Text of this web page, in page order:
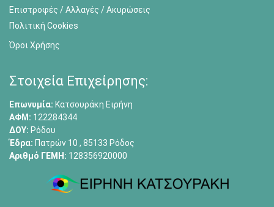
Επιστροφές / Αλλαγές / Ακυρώσεις
Πολιτική Cookies
Όροι Χρήσης
Στοιχεία Επιχείρησης:
Επωνυμία: Κατσουράκη Ειρήνη
ΑΦΜ: 122284344
ΔΟΥ: Ρόδου
Έδρα: Πατρών 10 , 85133 Ρόδος
Αριθμό ΓΕΜΗ: 128356920000